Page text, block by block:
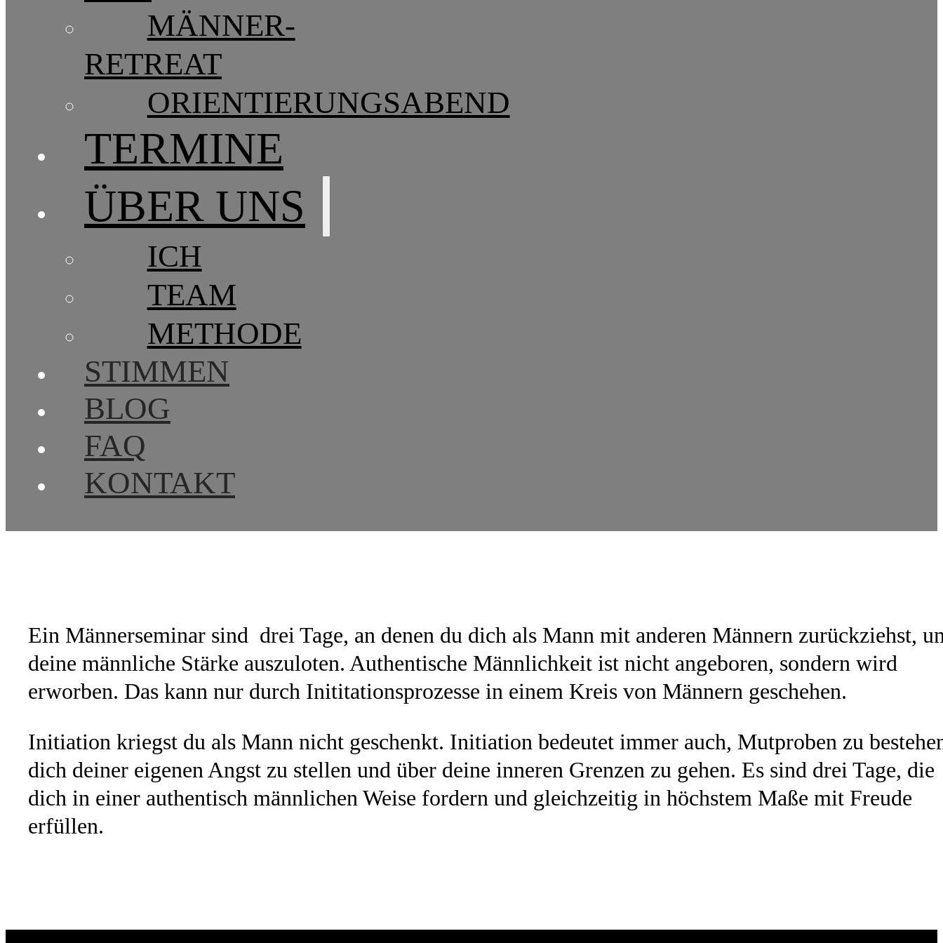
MÄNNER-
RETREAT
ORIENTIERUNGSABEND
TERMINE
ÜBER UNS
ICH
TEAM
METHODE
STIMMEN
BLOG
FAQ
KONTAKT
Ein Männerseminar sind drei Tage, an denen du dich als Mann mit anderen Männern zurückziehst,
deine männliche Stärke auszuloten. Authentische Männlichkeit ist nicht angeboren, sondern wird
erworben. Das kann nur durch Inititationsprozesse in einem Kreis von Männern geschehen.
Initiation kriegst du als Mann nicht geschenkt. Initiation bedeutet immer auch, Mutproben zu
dich deiner eigenen Angst zu stellen und über deine inneren Grenzen zu gehen. Es sind drei Tage, die
dich in einer authentisch männlichen Weise fordern und gleichzeitig in höchstem Maße mit Freude
erfüllen.